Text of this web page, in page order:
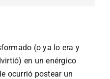
(o ya lo era y
en un enérgico
ocurrió postear un